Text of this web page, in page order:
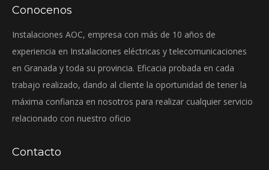
Conocenos
Instalaciones AOC, empresa con más de 10 años de
experiencia en Instalaciones eléctricas y telecomunicaciones
en Granada y toda su provincia. Eficacia probada en cada
trabajo realizado, dando al cliente la oportunidad de tener la
máxima confianza en nosotros para realizar cualquier servicio
relacionado con nuestro oficio
Contacto